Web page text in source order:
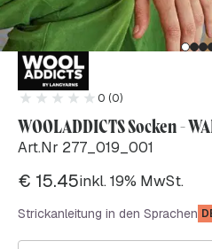
0 (0)
WOOLADDICTS Socken -
Art.Nr 277_019_001
€ 15.45inkl. 19% MwSt.
Strickanleitung in den Sprachen